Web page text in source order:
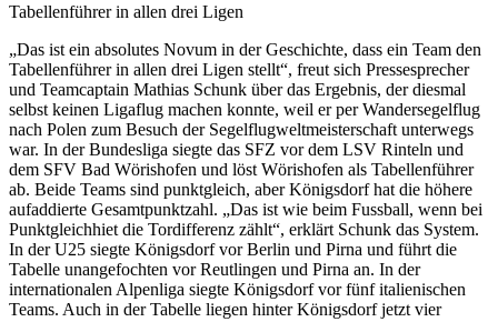
Tabellenführer in allen drei Ligen
„Das ist ein absolutes Novum in der Geschichte, dass ein Team den
Tabellenführer in allen drei Ligen stellt“, freut sich Pressesprecher
und Teamcaptain Mathias Schunk über das Ergebnis, der diesmal
selbst keinen Ligaflug machen konnte, weil er per Wandersegelflug
nach Polen zum Besuch der Segelflugweltmeisterschaft unterwegs
war. In der Bundesliga siegte das SFZ vor dem LSV Rinteln und
dem SFV Bad Wörishofen und löst Wörishofen als Tabellenführer
ab. Beide Teams sind punktgleich, aber Königsdorf hat die höhere
aufaddierte Gesamtpunktzahl. „Das ist wie beim Fussball, wenn bei
Punktgleichhiet die Tordifferenz zählt“, erklärt Schunk das System.
In der U25 siegte Königsdorf vor Berlin und Pirna und führt die
Tabelle unangefochten vor Reutlingen und Pirna an. In der
internationalen Alpenliga siegte Königsdorf vor fünf italienischen
Teams. Auch in der Tabelle liegen hinter Königsdorf jetzt vier